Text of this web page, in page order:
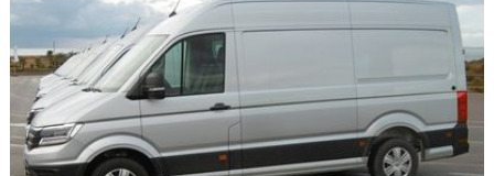
Utilitaires
Flottes
Auto